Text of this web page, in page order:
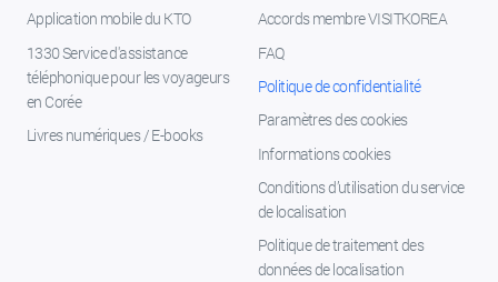
Application mobile du KTO
1330 Service d'assistance
téléphonique pour les voyageurs
en Corée
Livres numériques / E-books
Accords membre VISITKOREA
FAQ
Politique de confidentialité
Paramètres des cookies
Informations cookies
Conditions d’utilisation du service
de localisation
Politique de traitement des
données de localisation